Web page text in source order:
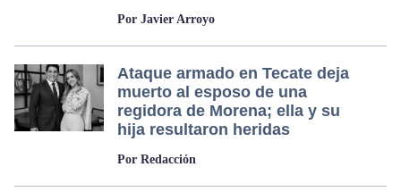
Por Javier Arroyo
Ataque armado en Tecate deja
muerto al esposo de una
regidora de Morena; ella y su
hija resultaron heridas
Por Redacción